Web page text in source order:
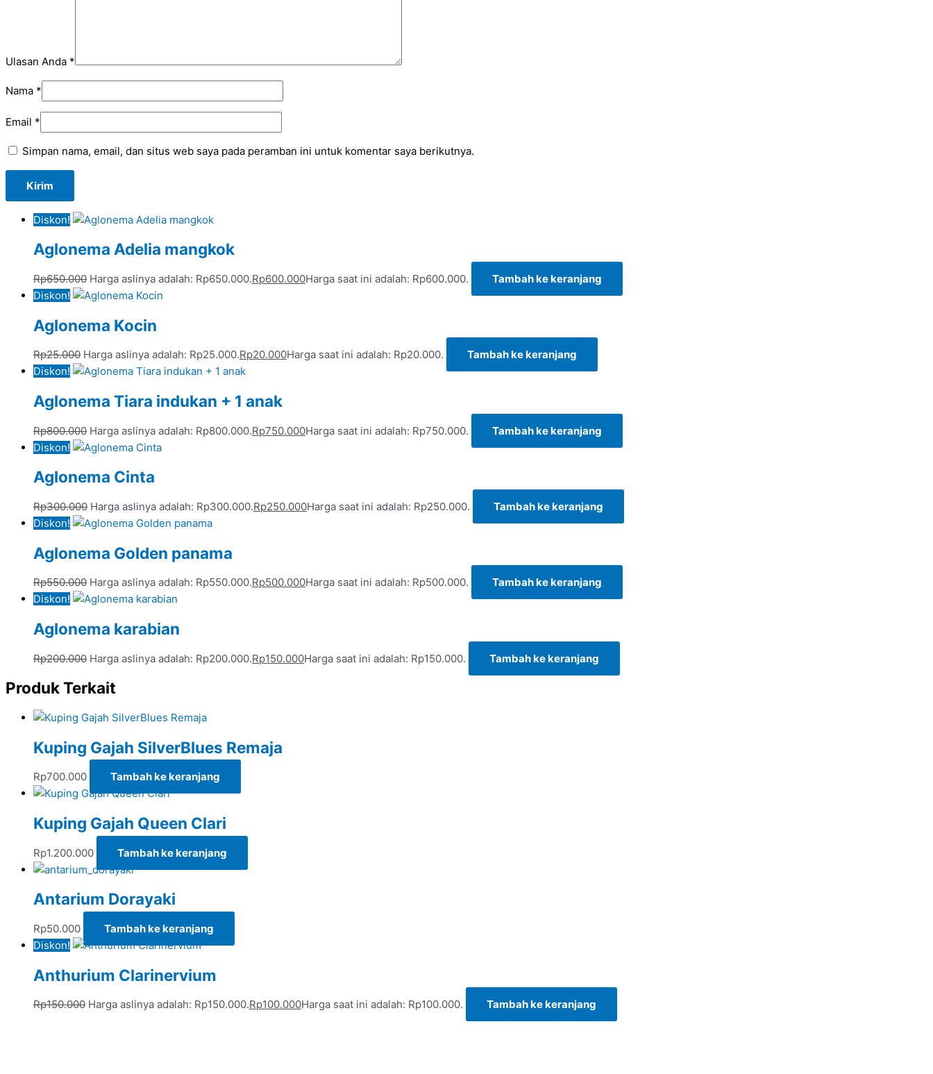
Ulasan Anda *
Nama *
Email *
Simpan nama, email, dan situs web saya pada peramban ini untuk komentar saya berikutnya.
Diskon!
Aglonema Adelia mangkok
Rp650.000 Harga aslinya adalah: Rp650.000.Rp600.000Harga saat ini adalah: Rp600.000.
Tambah ke keranjang
Diskon!
Aglonema Kocin
Rp25.000 Harga aslinya adalah: Rp25.000.Rp20.000Harga saat ini adalah: Rp20.000.
Tambah ke keranjang
Diskon!
Aglonema Tiara indukan + 1 anak
Rp800.000 Harga aslinya adalah: Rp800.000.Rp750.000Harga saat ini adalah: Rp750.000.
Tambah ke keranjang
Diskon!
Aglonema Cinta
Rp300.000 Harga aslinya adalah: Rp300.000.Rp250.000Harga saat ini adalah: Rp250.000.
Tambah ke keranjang
Diskon!
Aglonema Golden panama
Rp550.000 Harga aslinya adalah: Rp550.000.Rp500.000Harga saat ini adalah: Rp500.000.
Tambah ke keranjang
Diskon!
Aglonema karabian
Rp200.000 Harga aslinya adalah: Rp200.000.Rp150.000Harga saat ini adalah: Rp150.000. Tambah ke keranjang
Produk Terkait
Kuping Gajah SilverBlues Remaja
Rp700.000 Tambah ke keranjang
Kuping Gajah Queen Clari
Rp1.200.000 Tambah ke keranjang
Antarium Dorayaki
Rp50.000
Tambah ke keranjang
Diskon!
Anthurium Clarinervium
Rp150.000 Harga aslinya adalah: Rp150.000.Rp100.000Harga saat ini adalah: Rp100.000. Tambah ke keranjang